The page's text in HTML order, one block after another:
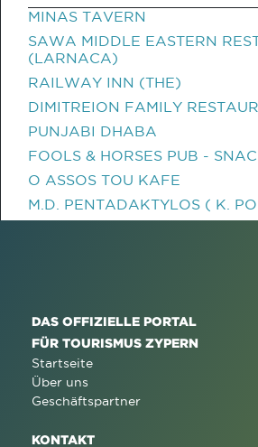
MINAS TAVERN
SAWA MIDDLE EASTERN
(LARNACA)
RAILWAY INN (THE)
DIMITREION FAMILY
PUNJABI DHABA
FOOLS & HORSES PUB -
O ASSOS TOU KAFE
M.D. PENTADAKTYLOS ( K.
DAS OFFIZIELLE PORTAL
FÜR TOURISMUS ZYPERN
Startseite
Über uns
Geschäftspartner
KONTAKT